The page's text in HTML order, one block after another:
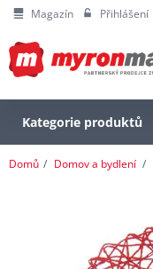
Magazín Přihlášení
Kategorie produktů
Domů Domov a bydlení